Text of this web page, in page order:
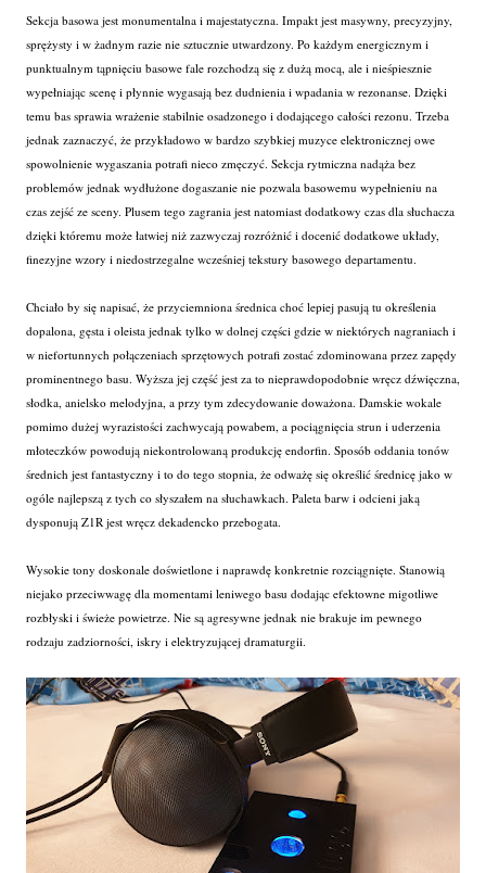
Sekcja basowa jest monumentalna i majestatyczna. Impakt jest masywny, precyzyjny,
sprężysty i w żadnym razie nie sztucznie utwardzony. Po każdym energicznym i
punktualnym tąpnięciu basowe fale rozchodzą się z dużą mocą, ale i nieśpiesznie
wypełniając scenę i płynnie wygasają bez dudnienia i wpadania w rezonanse. Dzięki
temu bas sprawia wrażenie stabilnie osadzonego i dodającego całości rezonu. Trzeba
jednak zaznaczyć, że przykładowo w bardzo szybkiej muzyce elektronicznej owe
spowolnienie wygaszania potrafi nieco zmęczyć. Sekcja rytmiczna nadąża bez
problemów jednak wydłużone dogaszanie nie pozwala basowemu wypełnieniu na
czas zejść ze sceny. Plusem tego zagrania jest natomiast dodatkowy czas dla słuchacza
dzięki któremu może łatwiej niż zazwyczaj rozróżnić i docenić dodatkowe układy,
finezyjne wzory i niedostrzegalne wcześniej tekstury basowego departamentu.
Chciało by się napisać, że przyciemniona średnica choć lepiej pasują tu określenia
dopalona, gęsta i oleista jednak tylko w dolnej części gdzie w niektórych nagraniach i
w niefortunnych połączeniach sprzętowych potrafi zostać zdominowana przez zapędy
prominentnego basu. Wyższa jej część jest za to nieprawdopodobnie wręcz dźwięczna,
słodka, anielsko melodyjna, a przy tym zdecydowanie doważona. Damskie wokale
pomimo dużej wyrazistości zachwycają powabem, a pociągnięcia strun i uderzenia
młoteczków powodują niekontrolowaną produkcję endorfin. Sposób oddania tonów
średnich jest fantastyczny i to do tego stopnia, że odważę się określić średnicę jako w
ogóle najlepszą z tych co słyszałem na słuchawkach. Paleta barw i odcieni jaką
dysponują Z1R jest wręcz dekadencko przebogata.
Wysokie tony doskonale doświetlone i naprawdę konkretnie rozciągnięte. Stanowią
niejako przeciwwagę dla momentami leniwego basu dodając efektowne migotliwe
rozbłyski i świeże powietrze. Nie są agresywne jednak nie brakuje im pewnego
rodzaju zadziorności, iskry i elektryzującej dramaturgii.